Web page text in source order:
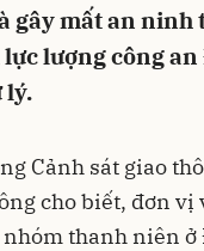
gây mất an ninh
lượng công
lý.
Cảnh sát giao
cho biết, đơn vị
thanh niên ở